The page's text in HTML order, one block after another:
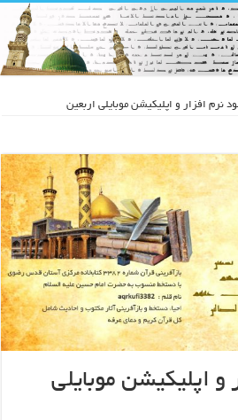
نرم افزار و اپلیکیشن موبایلی اربعین
و اپلیکیشن موبایلی